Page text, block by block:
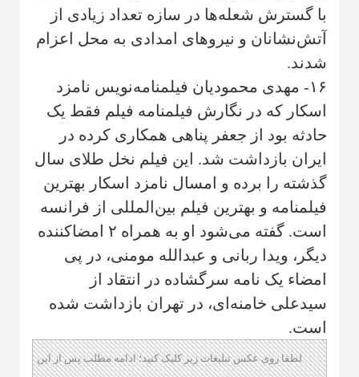
با گسترش شعله‌ها در سازه تعداد زیادی از
آتش‌نشانان و نیروهای امدادی به محل اعزام
شدند.
۱۶- مهدی محمودیان فیلمنامه‌نویس نامزد
اسکار که در نگارش فیلمنامه فیلم فقط یک
حادثه بود از جعفر پناهی همکاری کرده در
ایران بازداشت شد. این فیلم نخل طلای سال
گذشته را برده و امسال نامزد اسکار بهترین
فیلمنامه و بهترین فیلم بین‌المللی از فرانسه
است. گفته می‌شود او به همراه ۲ امضاکننده
دیگر، ویدا ربانی و عبدالله مومنی، در پی
امضاء یک نامه سرگشاده در انتقاد از
سیدعلی خامنه‌ای، در تهران بازداشت شده
است.
لطفا روی عکس تبلیغات زیر کلیک کنید؛ ادامه مطلب پس از این